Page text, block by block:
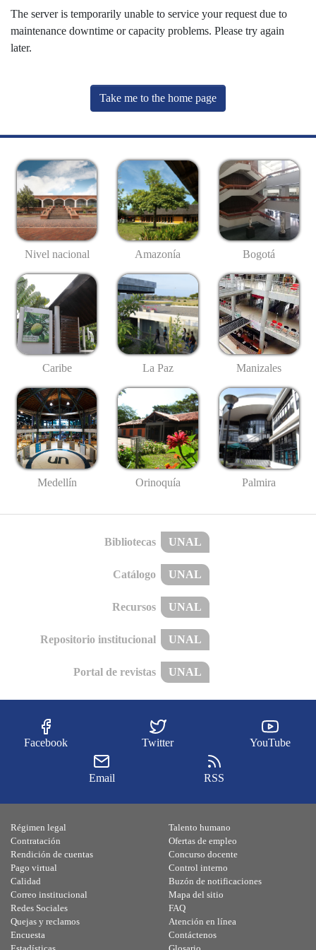
The server is temporarily unable to service your request due to
maintenance downtime or capacity problems. Please try again
later.
Take me to the home page
Nivel nacional Amazonía Bogotá
Caribe La Paz Manizales
Medellín Orinoquía Palmira
Bibliotecas UNAL
Catálogo UNAL
Recursos UNAL
Repositorio institucional UNAL
Portal de revistas UNAL
Facebook Twitter YouTube
Email RSS
Régimen legal
Contratación
Rendición de cuentas
Pago virtual
Calidad
Talento humano
Ofertas de empleo
Concurso docente
Control interno
Buzón de notificaciones
Correo institucional
Redes Sociales
Quejas y reclamos
Encuesta
Mapa del sitio
FAQ
Atención en línea
Contáctenos